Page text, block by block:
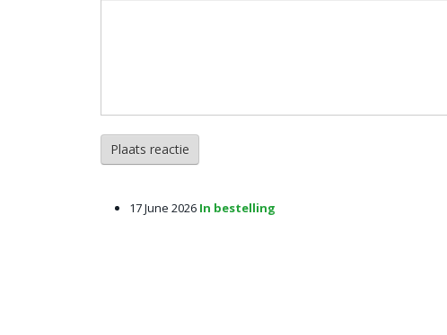
Plaats reactie
17 June 2026 In bestelling